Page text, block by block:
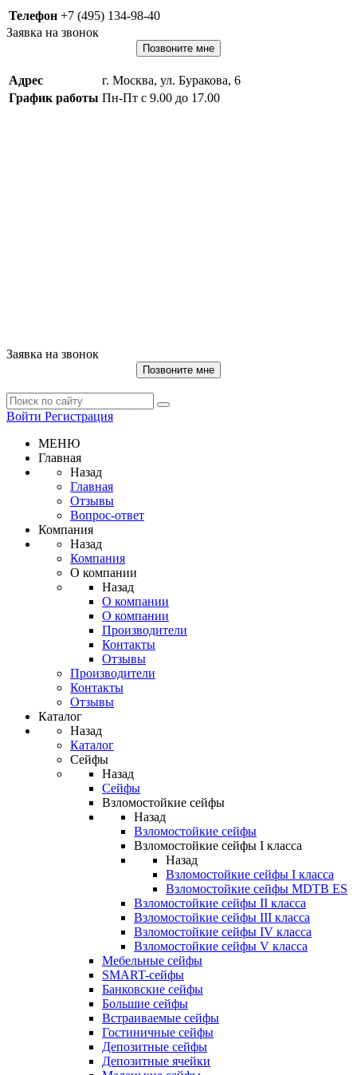
Телефон +7 (495) 134-98-40
Заявка на звонок
Позвоните мне
Адрес
г. Москва, ул. Буракова, 6
График работы Пн-Пт с 9.00 до 17.00
Заявка на звонок
Позвоните мне
Войти Регистрация
МЕНЮ
Главная
Назад
Главная
Отзывы
Вопрос-ответ
Компания
Назад
Компания
О компании
Назад
О компании
О компании
Производители
Контакты
Отзывы
Производители
Контакты
Отзывы
Каталог
Назад
Каталог
Сейфы
Назад
Сейфы
Взломостойкие сейфы
Назад
Взломостойкие сейфы
Взломостойкие сейфы I класса
Назад
Взломостойкие сейфы I класса
Взломостойкие сейфы MDTB ES
Взломостойкие сейфы II класса
Взломостойкие сейфы III класса
Взломостойкие сейфы IV класса
Взломостойкие сейфы V класса
Мебельные сейфы
SMART-сейфы
Банковские сейфы
Большие сейфы
Встраиваемые сейфы
Гостиничные сейфы
Депозитные сейфы
Депозитные ячейки